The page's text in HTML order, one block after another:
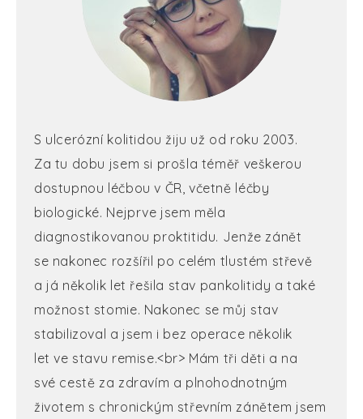
S ulcerózní kolitidou žiju už od roku 2003.
Za tu dobu jsem si prošla téměř veškerou
dostupnou léčbou v ČR, včetně léčby
biologické. Nejprve jsem měla
diagnostikovanou proktitidu. Jenže zánět
se nakonec rozšířil po celém tlustém střevě
a já několik let řešila stav pankolitidy a také
možnost stomie. Nakonec se můj stav
stabilizoval a jsem i bez operace několik
let ve stavu remise.<br> Mám tři děti a na
své cestě za zdravím a plnohodnotným
životem s chronickým střevním zánětem jsem